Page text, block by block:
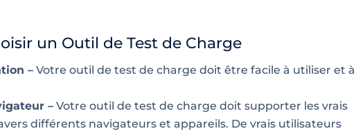
un Outil de Test de Charge
– Votre outil de test de charge doit être facile à utiliser et à
– Votre outil de test de charge doit supporter les vrais
différents navigateurs et appareils. De vrais utilisateurs